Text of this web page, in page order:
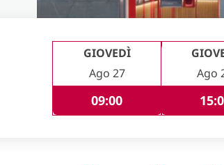
GIOVEDÌ
Ago 27
09:00
Ago